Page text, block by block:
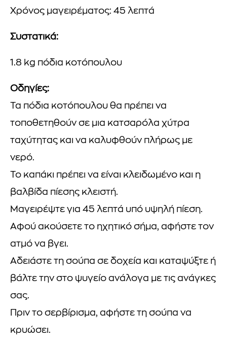
Χρόνος μαγειρέματος: 45 λεπτά
Συστατικά:
1.8 kg πόδια κοτόπουλου
Οδηγίες:
Τα πόδια κοτόπουλου θα πρέπει να
τοποθετηθούν σε μια κατσαρόλα χύτρα
ταχύτητας και να καλυφθούν πλήρως με
νερό.
Το καπάκι πρέπει να είναι κλειδωμένο και η
βαλβίδα πίεσης κλειστή.
Μαγειρέψτε για 45 λεπτά υπό υψηλή πίεση.
Αφού ακούσετε το ηχητικό σήμα, αφήστε τον
ατμό να βγει.
Αδειάστε τη σούπα σε δοχεία και καταψύξτε ή
βάλτε την στο ψυγείο ανάλογα με τις ανάγκες
σας.
Πριν το σερβίρισμα, αφήστε τη σούπα να
κρυώσει.